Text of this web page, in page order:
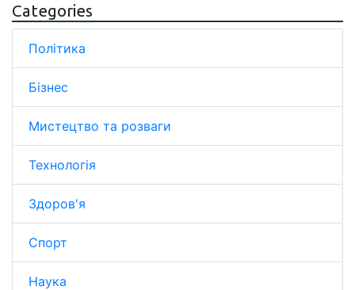
Categories
Політика
Бізнес
Мистецтво та розваги
Технологія
Здоров'я
Спорт
Наука